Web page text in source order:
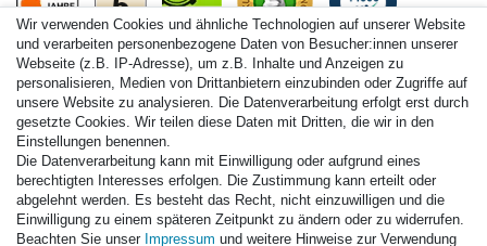
Paintball.de World
Paintball Shop International
Spares Shop North America
* Alle Preise inkl. ges. MwSt. zzgl. Versandkosten
Zahlungsarten
Wir verwenden Cookies und ähnliche Technologien auf unserer Website
und verarbeiten personenbezogene Daten von Besucher:innen unserer
Webseite (z.B. IP-Adresse), um z.B. Inhalte und Anzeigen zu
personalisieren, Medien von Drittanbietern einzubinden oder Zugriffe auf
unsere Website zu analysieren. Die Datenverarbeitung erfolgt erst durch
gesetzte Cookies. Wir teilen diese Daten mit Dritten, die wir in den
Einstellungen benennen.
Die Datenverarbeitung kann mit Einwilligung oder aufgrund eines
berechtigten Interesses erfolgen. Die Zustimmung kann erteilt oder
abgelehnt werden. Es besteht das Recht, nicht einzuwilligen und die
Einwilligung zu einem späteren Zeitpunkt zu ändern oder zu widerrufen.
Beachten Sie unser Impressum und weitere Hinweise zur Verwendung